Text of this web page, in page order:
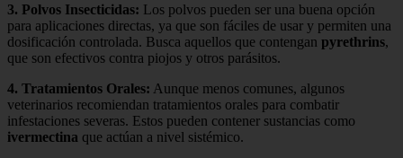
3. Polvos Insecticidas: Los polvos pueden ser una buena opción
para aplicaciones directas, ya que son fáciles de usar y permiten una
dosificación controlada. Busca aquellos que contengan pyrethrins,
que son efectivos contra piojos y otros parásitos.
4. Tratamientos Orales: Aunque menos comunes, algunos
veterinarios recomiendan tratamientos orales para combatir
infestaciones severas. Estos pueden contener sustancias como
ivermectina que actúan a nivel sistémico.